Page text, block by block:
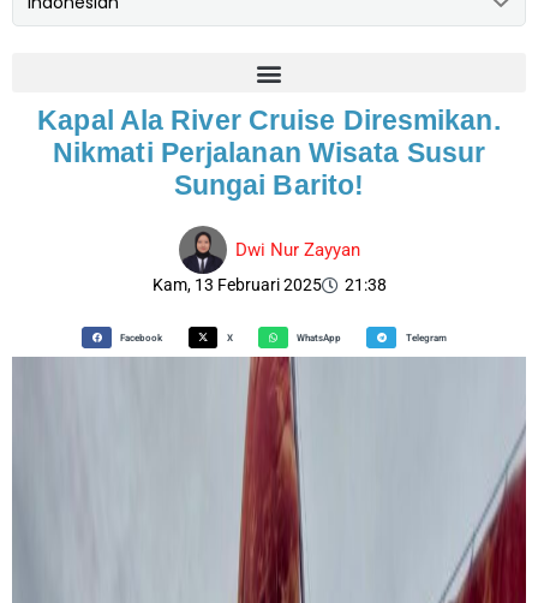
Kapal Ala River Cruise Diresmikan.
Nikmati Perjalanan Wisata Susur
Sungai Barito!
Dwi Nur Zayyan
Kam, 13 Februari 2025 21:38
Facebook X WhatsApp Telegram